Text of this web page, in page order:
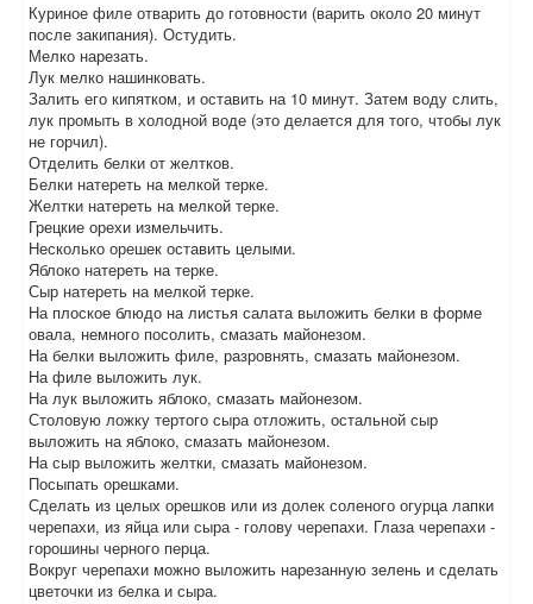
Куриное филе отварить до готовности (варить около 20 минут
после закипания). Остудить.
Мелко нарезать.
Лук мелко нашинковать.
Залить его кипятком, и оставить на 10 минут. Затем воду слить,
лук промыть в холодной воде (это делается для того, чтобы лук
не горчил).
Отделить белки от желтков.
Белки натереть на мелкой терке.
Желтки натереть на мелкой терке.
Грецкие орехи измельчить.
Несколько орешек оставить целыми.
Яблоко натереть на терке.
Сыр натереть на мелкой терке.
На плоское блюдо на листья салата выложить белки в форме
овала, немного посолить, смазать майонезом.
На белки выложить филе, разровнять, смазать майонезом.
На филе выложить лук.
На лук выложить яблоко, смазать майонезом.
Столовую ложку тертого сыра отложить, остальной сыр
выложить на яблоко, смазать майонезом.
На сыр выложить желтки, смазать майонезом.
Посыпать орешками.
Сделать из целых орешков или из долек соленого огурца лапки
черепахи, из яйца или сыра - голову черепахи. Глаза черепахи -
горошины черного перца.
Вокруг черепахи можно выложить нарезанную зелень и сделать
цветочки из белка и сыра.